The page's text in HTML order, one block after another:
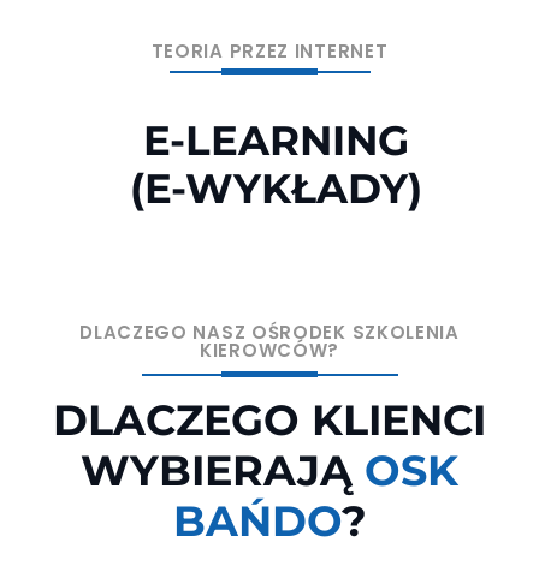
TEORIA PRZEZ INTERNET
E-LEARNING
(E-WYKŁADY)
DLACZEGO NASZ OŚRODEK SZKOLENIA
KIEROWCÓW?
DLACZEGO KLIENCI
WYBIERAJĄ OSK
BAŃDO?